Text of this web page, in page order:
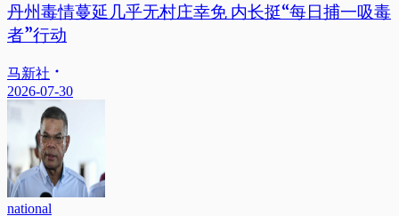
丹州毒情蔓延几乎无村庄幸免 内长挺“每日捕一吸毒
者”行动
马新社
2026-07-30
national